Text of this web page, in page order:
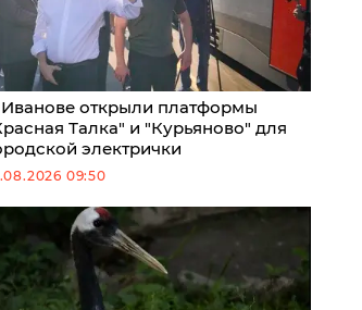
открыли платформы
Талка" и "Курьяново" для
электрички
09:50